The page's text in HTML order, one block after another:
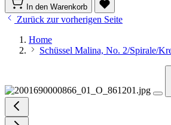
In den Warenkorb
Zurück zur vorherigen Seite
Home
Schüssel Malina, No. 2/Spirale/